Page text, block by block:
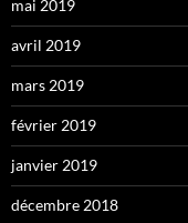
mai 2019
avril 2019
mars 2019
février 2019
janvier 2019
décembre 2018